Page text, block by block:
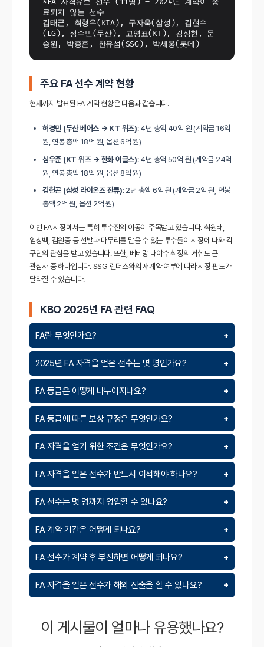
료되지 않는 선수
김태군, 최형우(KIA), 구자욱(삼성), 김현수
(LG), 정수빈(두산), 고영표(KT), 김성현, 문
승원, 박종훈, 한유섬(SSG), 박세웅(롯데)
주요 FA 선수 계약 현황
현재까지 발표된 FA 계약 현황은 다음과 같습니다.
허경민 (두산 베어스 → KT 위즈): 4년 총액 40억 원 (계약금 16억
원, 연봉 총액 18억 원, 옵션 6억 원)
심우준 (KT 위즈 → 한화 이글스): 4년 총액 50억 원 (계약금 24억
원, 연봉 총액 18억 원, 옵션 8억 원)
김헌곤 (삼성 라이온즈 잔류): 2년 총액 6억 원 (계약금 2억 원, 연봉
총액 2억 원, 옵션 2억 원)
이번 FA 시장에서는 특히 투수진의 이동이 주목받고 있습니다. 최원태,
엄상백, 김원중 등 선발과 마무리를 맡을 수 있는 투수들이 시장에 나와 각
구단의 관심을 받고 있습니다. 또한, 베테랑 내야수 최정의 거취도 큰
관심사 중 하나입니다. SSG 랜더스와의 재계약 여부에 따라 시장 판도가
달라질 수 있습니다.
KBO 2025년 FA 관련 FAQ
FA란 무엇인가요?
2025년 FA 자격을 얻은 선수는 몇 명인가요?
FA 등급은 어떻게 나누어지나요?
FA 등급에 따른 보상 규정은 무엇인가요?
FA 자격을 얻기 위한 조건은 무엇인가요?
FA 자격을 얻은 선수가 반드시 이적해야 하나요?
FA 선수는 몇 명까지 영입할 수 있나요?
FA 계약 기간은 어떻게 되나요?
FA 선수가 계약 후 부진하면 어떻게 되나요?
FA 자격을 얻은 선수가 해외 진출을 할 수 있나요?
이 게시물이 얼마나 유용했나요?